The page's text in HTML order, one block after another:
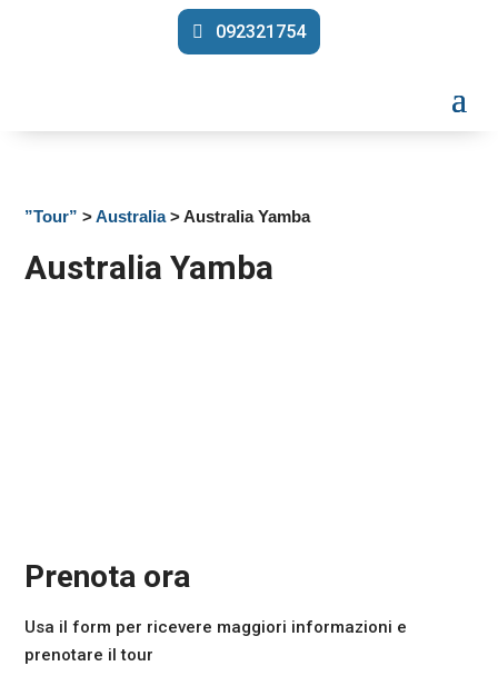
092321754
”Tour” >Australia> Australia Yamba
Australia Yamba
Prenota ora
Usa il form per ricevere maggiori informazioni e
prenotare il tour